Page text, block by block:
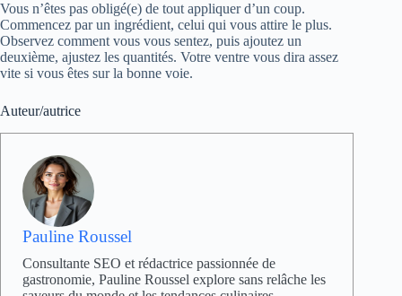
Vous n’êtes pas obligé(e) de tout appliquer d’un coup.
Commencez par un ingrédient, celui qui vous attire le plus.
Observez comment vous vous sentez, puis ajoutez un
deuxième, ajustez les quantités. Votre ventre vous dira assez
vite si vous êtes sur la bonne voie.
Auteur/autrice
Pauline Roussel
Consultante SEO et rédactrice passionnée de
gastronomie, Pauline Roussel explore sans relâche les